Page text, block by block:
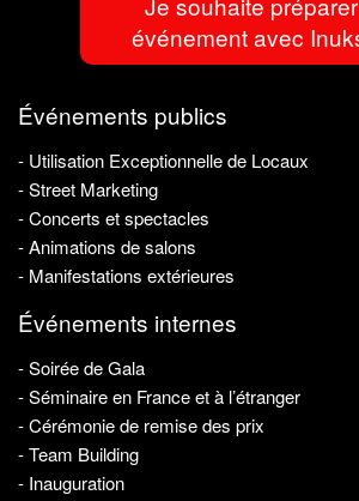
Événements internes
- Soirée de Gala
- Séminaire en France et à l’étranger
- Cérémonie de remise des prix
- Team Building
- Inauguration
Événements publics
- Utilisation Exceptionnelle de Locaux
- Street Marketing
- Concerts et spectacles
- Animations de salons
- Manifestations extérieures
événement avec